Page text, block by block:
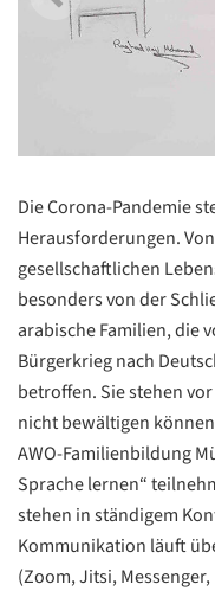
Die Corona-Pandemie
Herausforderungen.
gesellschaftlichen
besonders von der
arabische Familien, die
Bürgerkrieg nach
betroffen. Sie stehen
nicht bewältigen
AWO-Familienbildung
Sprache lernen“
stehen in ständigem
Kommunikation läuft
(Zoom, Jitsi, Messenger,